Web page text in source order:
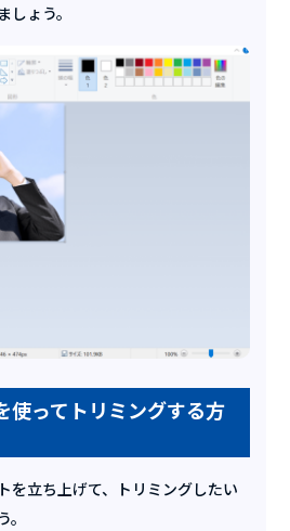
ょう。
使ってトリミングする方
を立ち上げて、トリミングしたい